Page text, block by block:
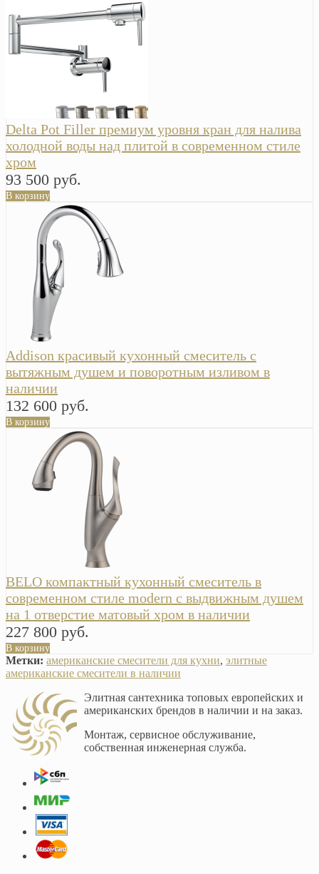
Delta Pot Filler премиум уровня кран для налива
холодной воды над плитой в современном стиле
хром
93 500 руб.
В корзину
Addison красивый кухонный смеситель с
вытяжным душем и поворотным изливом в
наличии
132 600 руб.
В корзину
BELO компактный кухонный смеситель в
современном стиле modern с выдвижным душем
на 1 отверстие матовый хром в наличии
227 800 руб.
В корзину
Метки: американские смесители для кухни, элитные
американские смесители в наличии
Элитная сантехника топовых европейских и
американских брендов в наличии и на заказ.
Монтаж, сервисное обслуживание,
собственная инженерная служба.